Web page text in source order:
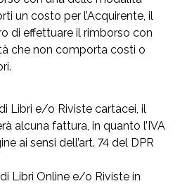
un costo per l’Acquirente, il
di effettuare il rimborso con
che non comporta costi o
Libri e/o Riviste cartacei, il
alcuna fattura, in quanto l’IVA
ai sensi dell’art. 74 del DPR
Libri Online e/o Riviste in